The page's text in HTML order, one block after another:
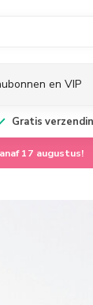
en VIP
Gratis
17 augustus!